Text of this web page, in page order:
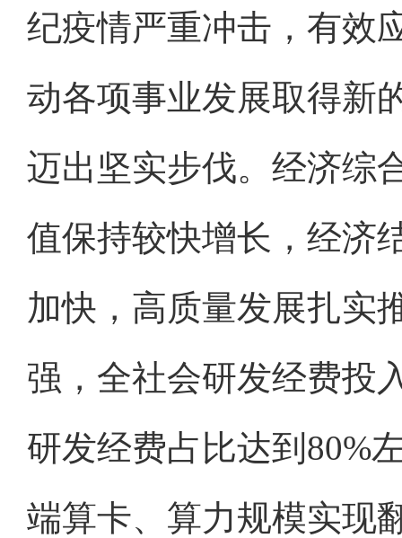
纪疫情严重冲击，有效
动各项事业发展取得新
迈出坚实步伐。经济综
值保持较快增长，经济
加快，高质量发展扎实
强，全社会研发经费投
研发经费占比达到80%
端算卡、算力规模实现